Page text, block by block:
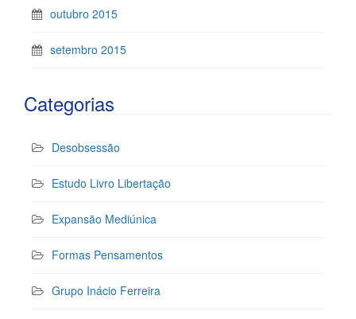
outubro 2015
setembro 2015
Categorias
Desobsessão
Estudo Livro Libertação
Expansão Mediúnica
Formas Pensamentos
Grupo Inácio Ferreira